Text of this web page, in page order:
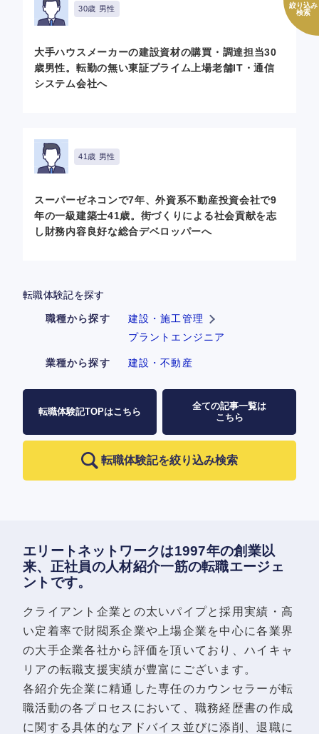
絞り込み
検索
30歳 男性
大手ハウスメーカーの建設資材の購買・調達担当30
歳男性。転勤の無い東証プライム上場老舗IT・通信
システム会社へ
41歳 男性
スーパーゼネコンで7年、外資系不動産投資会社で9
年の一級建築士41歳。街づくりによる社会貢献を志
し財務内容良好な総合デベロッパーへ
転職体験記を探す
職種から探す
建設・施工管理
プラントエンジニア
業種から探す 建設・不動産
転職体験記TOPはこちら
転職体験記を絞り込み検索
全ての記事一覧は
こちら
エリートネットワークは1997年の創業以
来、正社員の人材紹介一筋の転職エージェ
ントです。
クライアント企業との太いパイプと採用実績・高
い定着率で財閥系企業や上場企業を中心に各業界
の大手企業各社から評価を頂いており、ハイキャ
リアの転職支援実績が豊富にございます。
各紹介先企業に精通した専任のカウンセラーが転
職活動の各プロセスにおいて、職務経歴書の作成
に関する具体的なアドバイス並びに添削、退職に